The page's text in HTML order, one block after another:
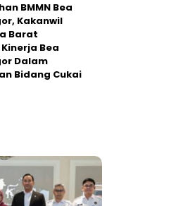
BMMN Bea
Kakanwil
Barat
Bea
Dalam
Bidang Cukai